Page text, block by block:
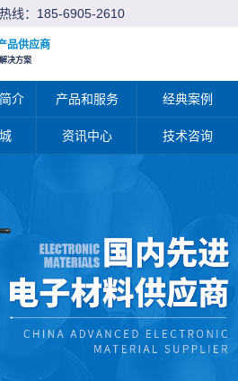
线： 185-6905-2610
品供应商
决方案
介 产品和服务 经典案例
资讯中心 技术咨询